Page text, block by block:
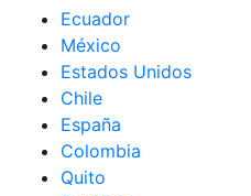
Ecuador
México
Estados Unidos
Chile
España
Colombia
Quito